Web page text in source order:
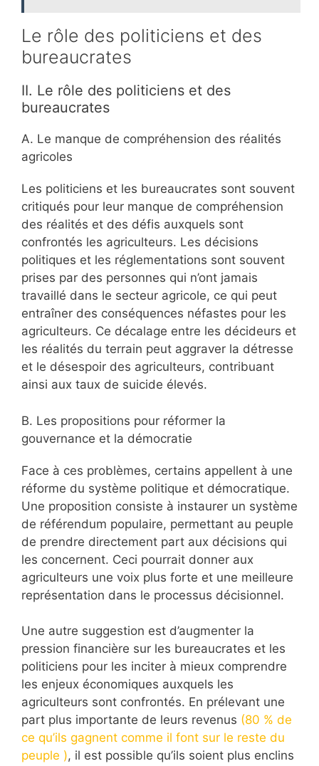
Le rôle des politiciens et des
bureaucrates
II. Le rôle des politiciens et des
bureaucrates
A. Le manque de compréhension des réalités
agricoles
Les politiciens et les bureaucrates sont souvent
critiqués pour leur manque de compréhension
des réalités et des défis auxquels sont
confrontés les agriculteurs. Les décisions
politiques et les réglementations sont souvent
prises par des personnes qui n’ont jamais
travaillé dans le secteur agricole, ce qui peut
entraîner des conséquences néfastes pour les
agriculteurs. Ce décalage entre les décideurs et
les réalités du terrain peut aggraver la détresse
et le désespoir des agriculteurs, contribuant
ainsi aux taux de suicide élevés.
B. Les propositions pour réformer la
gouvernance et la démocratie
Face à ces problèmes, certains appellent à une
réforme du système politique et démocratique.
Une proposition consiste à instaurer un système
de référendum populaire, permettant au peuple
de prendre directement part aux décisions qui
les concernent. Ceci pourrait donner aux
agriculteurs une voix plus forte et une meilleure
représentation dans le processus décisionnel.
Une autre suggestion est d’augmenter la
pression financière sur les bureaucrates et les
politiciens pour les inciter à mieux comprendre
les enjeux économiques auxquels les
agriculteurs sont confrontés. En prélevant une
part plus importante de leurs revenus (80 % de
ce qu’ils gagnent comme il font sur le reste du
peuple ), il est possible qu’ils soient plus enclins